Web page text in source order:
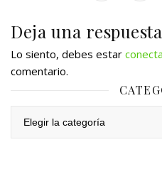
Deja una respuesta
Lo siento, debes estar
comentario.